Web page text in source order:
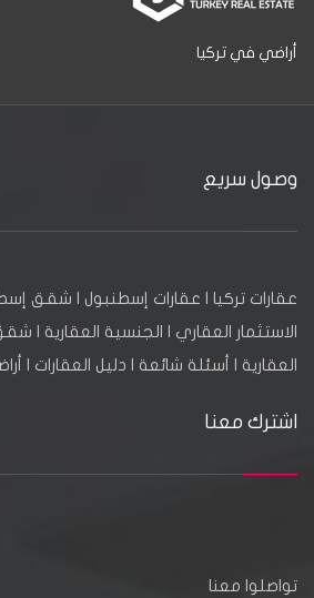
أراضي في تركيا
وصول سريع
عقارات تركيا | عقارات إسطنبول | شقق
الاستثمار العقاري | الجنسية العقارية |
العقارية | أسئلة شائعة | دليل العقارات |
اشترك معنا
تواصلوا معنا